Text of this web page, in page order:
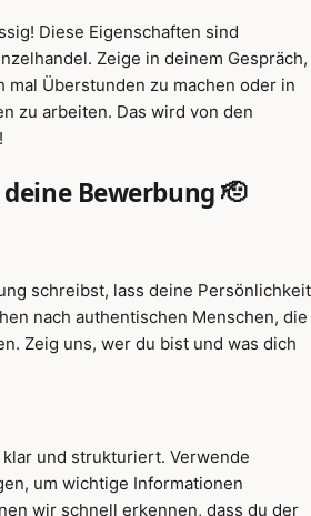
Diese Eigenschaften sind
Zeige in deinem Gespräch,
mal Überstunden zu machen oder in
zu arbeiten. Das wird von den
Bewerbung 🫡
schreibst, lass deine Persönlichkeit
nach authentischen Menschen, die
Zeig uns, wer du bist und was dich
und strukturiert. Verwende
um wichtige Informationen
wir schnell erkennen, dass du der